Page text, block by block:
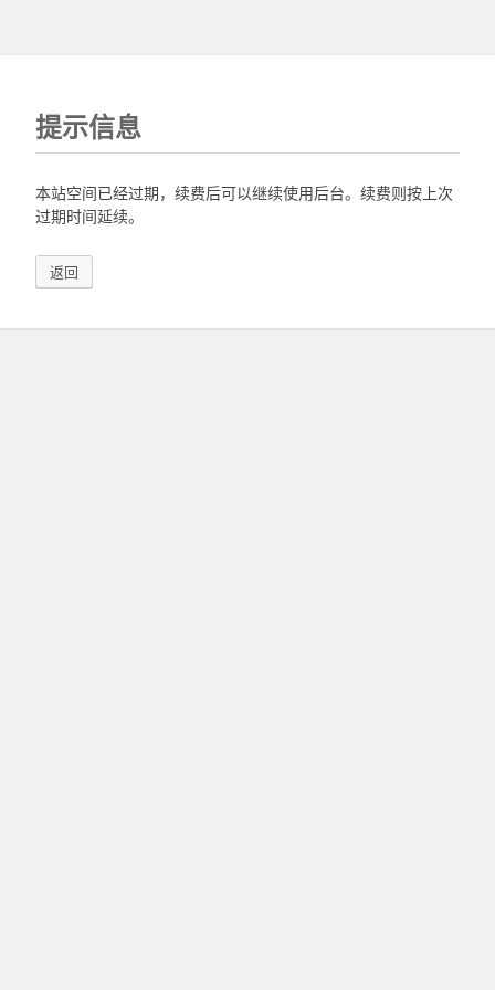
提示信息
本站空间已经过期，续费后可以继续使用后台。续费则按上次
过期时间延续。
返回